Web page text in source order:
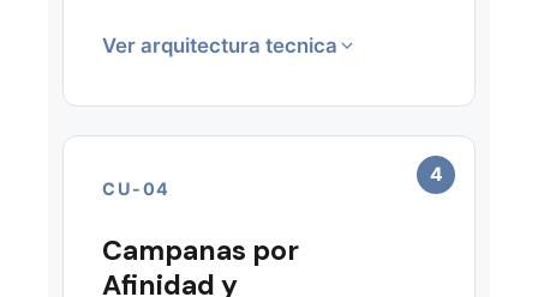
Ver arquitectura tecnica
Perfil Psicografico
Directorio Comercial
4
CU-04
Campanas por
Afinidad y